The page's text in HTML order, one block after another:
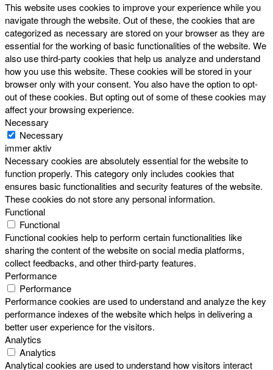
This website uses cookies to improve your experience while you
navigate through the website. Out of these, the cookies that are
categorized as necessary are stored on your browser as they are
essential for the working of basic functionalities of the website. We
also use third-party cookies that help us analyze and understand
how you use this website. These cookies will be stored in your
browser only with your consent. You also have the option to opt-
out of these cookies. But opting out of some of these cookies may
affect your browsing experience.
Necessary
Necessary
immer aktiv
Necessary cookies are absolutely essential for the website to
function properly. This category only includes cookies that
ensures basic functionalities and security features of the website.
These cookies do not store any personal information.
Functional
Functional
Functional cookies help to perform certain functionalities like
sharing the content of the website on social media platforms,
collect feedbacks, and other third-party features.
Performance
Performance
Performance cookies are used to understand and analyze the key
performance indexes of the website which helps in delivering a
better user experience for the visitors.
Analytics
Analytics
Analytical cookies are used to understand how visitors interact